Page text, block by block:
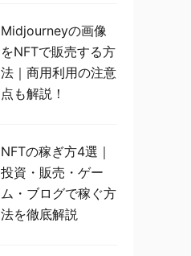
Midjourneyの画像
をNFTで販売する方
法｜商用利用の注意
点も解説！
NFTの稼ぎ方4選｜
投資・販売・ゲー
ム・ブログで稼ぐ方
法を徹底解説